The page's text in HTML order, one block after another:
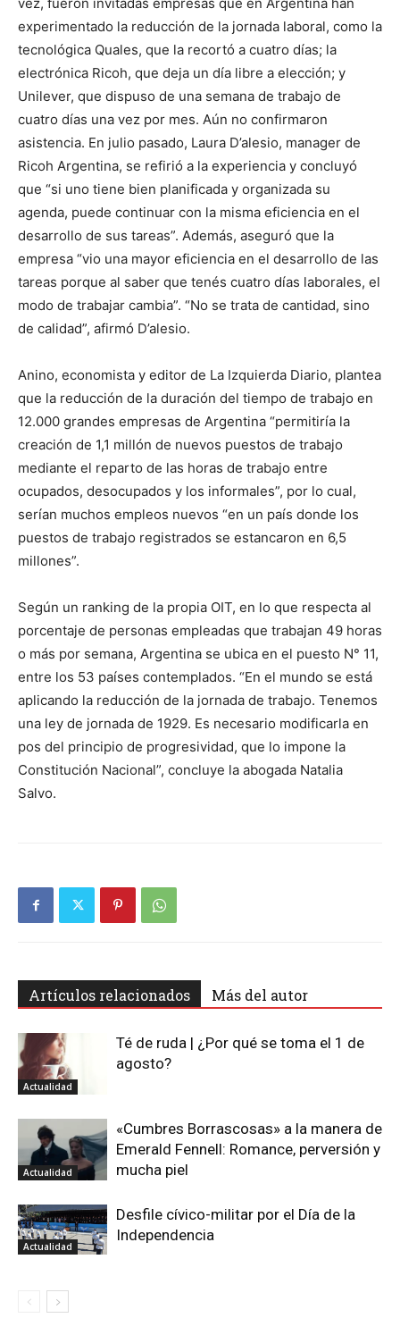
experimentado la reducción de la jornada laboral, como la
tecnológica Quales, que la recortó a cuatro días; la
electrónica Ricoh, que deja un día libre a elección; y
Unilever, que dispuso de una semana de trabajo de
cuatro días una vez por mes. Aún no confirmaron
asistencia. En julio pasado, Laura D’alesio, manager de
Ricoh Argentina, se refirió a la experiencia y concluyó
que “si uno tiene bien planificada y organizada su
agenda, puede continuar con la misma eficiencia en el
desarrollo de sus tareas”. Además, aseguró que la
empresa “vio una mayor eficiencia en el desarrollo de las
tareas porque al saber que tenés cuatro días laborales, el
modo de trabajar cambia”. “No se trata de cantidad, sino
de calidad”, afirmó D’alesio.
Anino, economista y editor de La Izquierda Diario, plantea
que la reducción de la duración del tiempo de trabajo en
12.000 grandes empresas de Argentina “permitiría la
creación de 1,1 millón de nuevos puestos de trabajo
mediante el reparto de las horas de trabajo entre
ocupados, desocupados y los informales”, por lo cual,
serían muchos empleos nuevos “en un país donde los
puestos de trabajo registrados se estancaron en 6,5
millones”.
Según un ranking de la propia OIT, en lo que respecta al
porcentaje de personas empleadas que trabajan 49 horas
o más por semana, Argentina se ubica en el puesto N° 11,
entre los 53 países contemplados. “En el mundo se está
aplicando la reducción de la jornada de trabajo. Tenemos
una ley de jornada de 1929. Es necesario modificarla en
pos del principio de progresividad, que lo impone la
Constitución Nacional”, concluye la abogada Natalia
Salvo.
Artículos relacionados Más del autor
Actualidad
Té de ruda | ¿Por qué se toma el 1 de
agosto?
Actualidad
«Cumbres Borrascosas» a la manera de
Emerald Fennell: Romance, perversión y
mucha piel
Actualidad
Desfile cívico-militar por el Día de la
Independencia